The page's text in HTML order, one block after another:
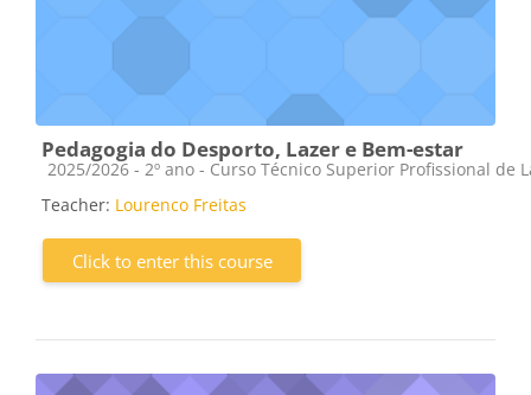
Pedagogia do Desporto, Lazer e Bem-estar
Course category
2025/2026 - 2º ano - Curso Técnico Superior Profissional de
Teacher: Lourenco Freitas
Click to enter this course